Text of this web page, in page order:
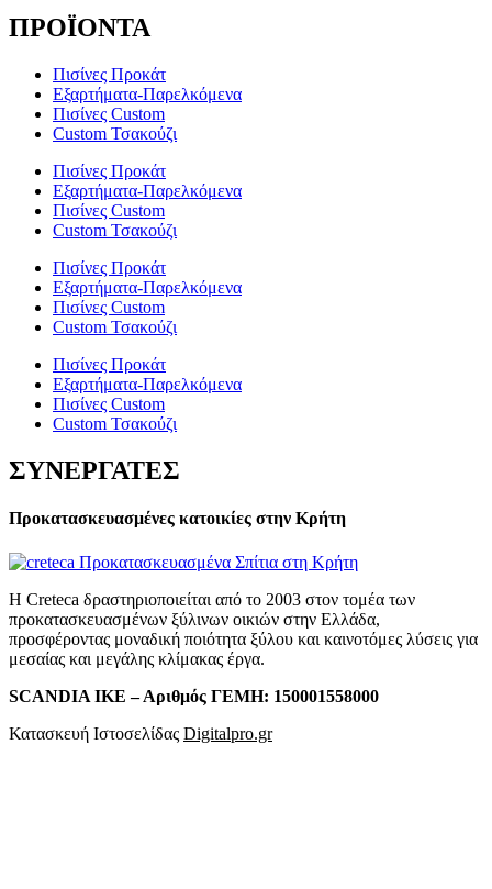
ΠΡΟΪΟΝΤΑ
Πισίνες Προκάτ
Εξαρτήματα-Παρελκόμενα
Πισίνες Custom
Custom Τσακούζι
Πισίνες Προκάτ
Εξαρτήματα-Παρελκόμενα
Πισίνες Custom
Custom Τσακούζι
Πισίνες Προκάτ
Εξαρτήματα-Παρελκόμενα
Πισίνες Custom
Custom Τσακούζι
Πισίνες Προκάτ
Εξαρτήματα-Παρελκόμενα
Πισίνες Custom
Custom Τσακούζι
ΣΥΝΕΡΓΑΤΕΣ
Προκατασκευασμένες κατοικίες στην Κρήτη
Η Creteca δραστηριοποιείται από το 2003 στον τομέα των
προκατασκευασμένων ξύλινων οικιών στην Ελλάδα,
προσφέροντας μοναδική ποιότητα ξύλου και καινοτόμες λύσεις για
μεσαίας και μεγάλης κλίμακας έργα.
SCANDIA ΙΚΕ – Αριθμός ΓΕΜΗ: 150001558000
Κατασκευή Ιστοσελίδας Digitalpro.gr